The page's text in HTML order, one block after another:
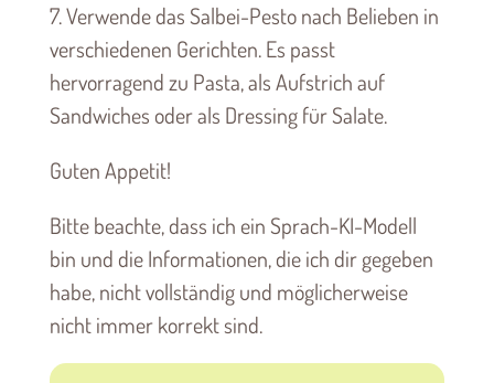
7. Verwende das Salbei-Pesto nach Belieben in
verschiedenen Gerichten. Es passt
hervorragend zu Pasta, als Aufstrich auf
Sandwiches oder als Dressing für Salate.
Guten Appetit!
Bitte beachte, dass ich ein Sprach-KI-Modell
bin und die Informationen, die ich dir gegeben
habe, nicht vollständig und möglicherweise
nicht immer korrekt sind.